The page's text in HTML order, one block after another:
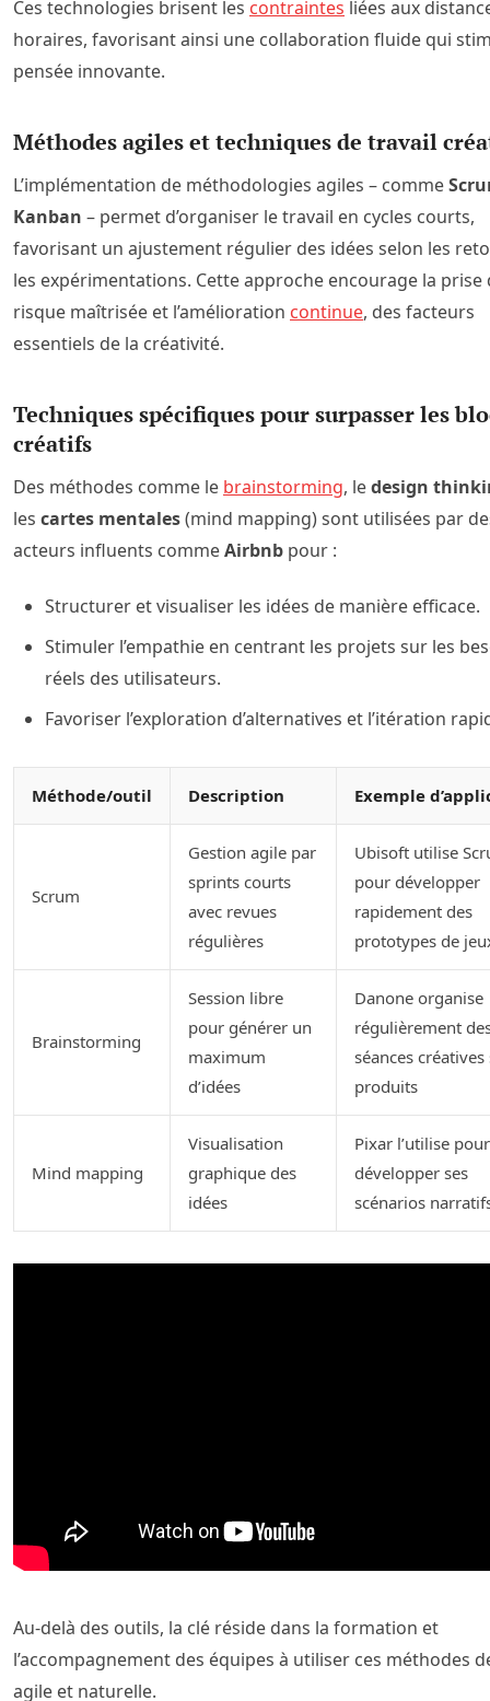
Ces technologies brisent les contraintes liées aux
horaires, favorisant ainsi une collaboration fluide qui
pensée innovante.
Méthodes agiles et techniques de travail
L’implémentation de méthodologies agiles – comme
Kanban – permet d’organiser le travail en cycles courts,
favorisant un ajustement régulier des idées selon les
les expérimentations. Cette approche encourage la prise
risque maîtrisée et l’amélioration continue, des facteurs
essentiels de la créativité.
Techniques spécifiques pour surpasser les
créatifs
Des méthodes comme le brainstorming, ledesign
les cartes mentales(mind mapping) sont utilisées par
acteurs influents commeAirbnb pour :
Structurer et visualiser les idées de manière efficace.
Stimuler l’empathie en centrant les projets sur les
réels des utilisateurs.
Favoriser l’exploration d’alternatives et l’itération
Méthode/outil Description Exemple
Scrum
Gestion agile par
sprints courts
avec revues
régulières
Ubisoft utilise
pour développer
rapidement des
prototypes de
Brainstorming
Session libre
pour générer un
maximum
d’idées
Danone organise
régulièrement
séances créatives
produits
Mind mapping
Visualisation
graphique des
idées
Pixar l’utilise pour
développer ses
scénarios
Au-delà des outils, la clé réside dans la formation et
l’accompagnement des équipes à utiliser ces méthodes
agile et naturelle.